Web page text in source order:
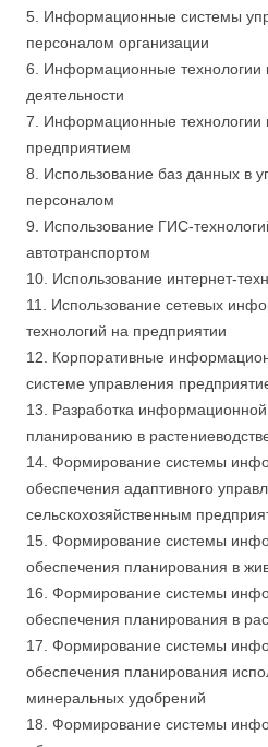
5. Информационные системы
персоналом организации
6. Информационные технологии
деятельности
7. Информационные технологии
предприятием
8. Использование баз данных в
персоналом
9. Использование ГИС-
автотранспортом
10. Использование интернет-
11. Использование сетевых
технологий на предприятии
12. Корпоративные
системе управления
13. Разработка
планированию в
14. Формирование системы
обеспечения адаптивного
сельскохозяйственным
15. Формирование системы
обеспечения планирования в
16. Формирование системы
обеспечения планирования в
17. Формирование системы
обеспечения планирования
минеральных удобрений
18. Формирование системы